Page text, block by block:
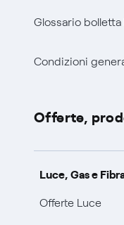
Glossario bolletta
Condizioni
Offerte,
Luce, Gas e
Offerte Luce